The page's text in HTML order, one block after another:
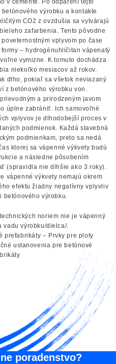
výrobku a kontakte
CO2 z ovzdušia sa vytvárajú
zafarbenia. Tento pôvodne
vplyvom po čase
– hydrogénuhličitan vápenatý
vymizne. K tomuto dochádza
niekoľko mesiacov až rokov.
dlho, pokiaľ sa všetok neviazaný
z betónového výrobku von.
a prirodzeným javom
úplne zabrániť. Ich samovoľné
vplyvov je dlhodobejší proces v
podmienok. Každá stavebná
podmienkam, preto sa nedá
ktorej sa vápenné výkvety budú
a následne pôsobením
(spravidla nie dlhšie ako 3 roky).
vápenné výkvety nemajú okrem
efektu žiadny negatívny vplyvliv
betónového výrobku.
noriem nie je vápenný
vadu výrobku/dielca/.
prefabrikáty – Prvky pre ploty
ustanovenia pre betónové
poradenstvo?